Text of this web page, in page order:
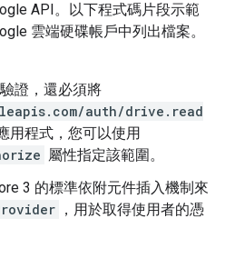
API。以下程式碼片段示範
雲端硬碟帳戶中列出檔案。
證，還必須將
auth/drive.read
用程式，您可以使用
屬性指定該範圍。
3 的標準依附元件插入機制來
，用於取得使用者的憑